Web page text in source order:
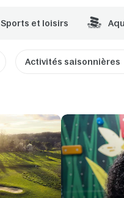
Sports et loisirs
Activités saisonnières